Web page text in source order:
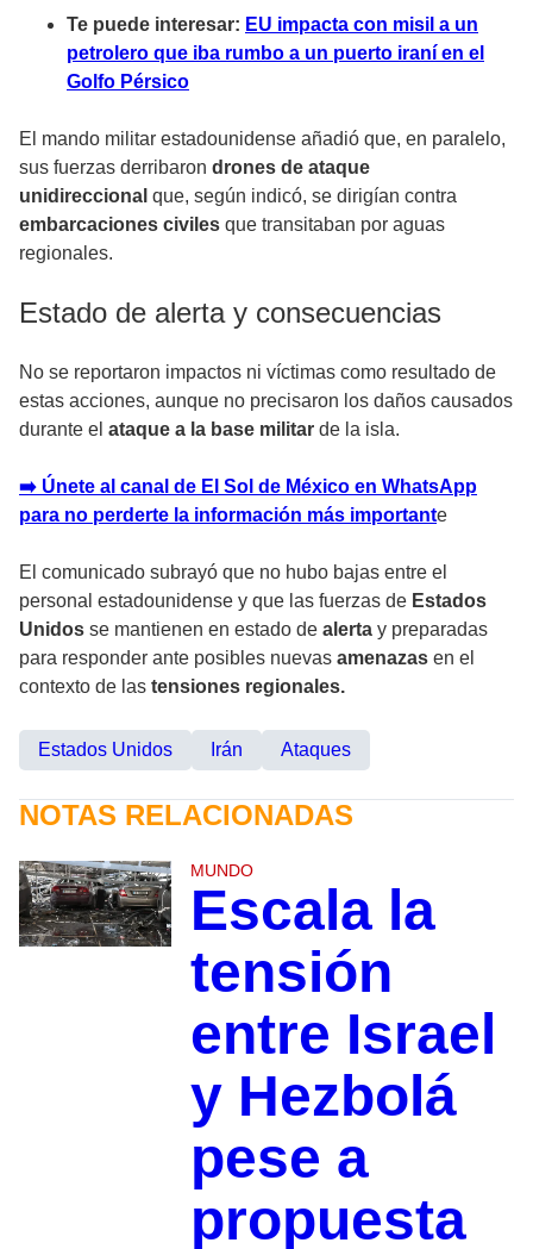
Te puede interesar: EU impacta con misil a un
petrolero que iba rumbo a un puerto iraní en el
Golfo Pérsico
El mando militar estadounidense añadió que, en paralelo,
sus fuerzas derribaron drones de ataque
unidireccional que, según indicó, se dirigían contra
embarcaciones civiles que transitaban por aguas
regionales.
Estado de alerta y consecuencias
No se reportaron impactos ni víctimas como resultado de
estas acciones, aunque no precisaron los daños causados
durante el ataque a la base militar de la isla.
➡️ Únete al canal de El Sol de México en WhatsApp
para no perderte la información más importante
El comunicado subrayó que no hubo bajas entre el
personal estadounidense y que las fuerzas de Estados
Unidos se mantienen en estado de alerta y preparadas
para responder ante posibles nuevas amenazas en el
contexto de las tensiones regionales.
Estados Unidos Irán Ataques
NOTAS RELACIONADAS
MUNDO
Escala la
tensión
entre Israel
y Hezbolá
pese a
propuesta